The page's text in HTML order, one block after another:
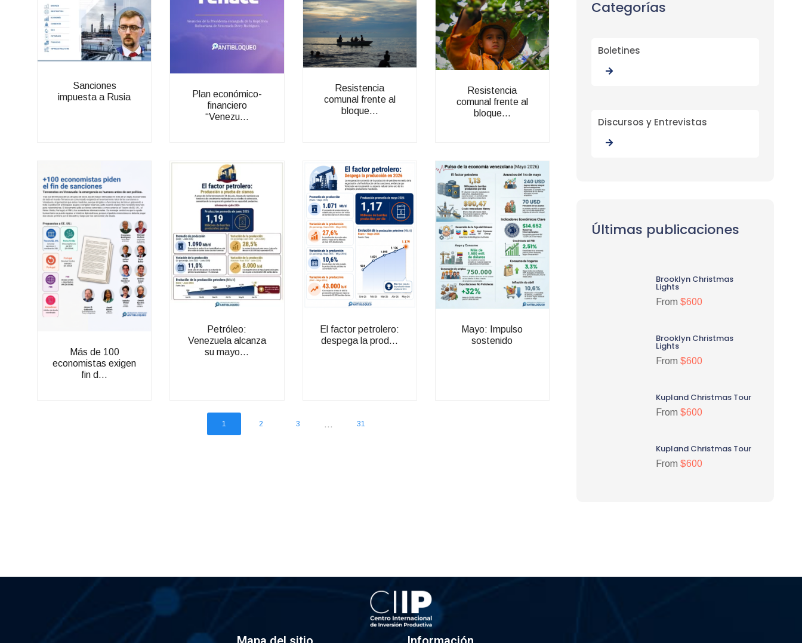
Sanciones
impuesta a Rusia
Plan económico-
financiero
“Venezu...
Resistencia
comunal frente al
bloque...
Resistencia
comunal frente al
bloque...
Más de 100
economistas exigen
fin d...
Petróleo:
Venezuela alcanza
su mayo...
El factor petrolero:
despega la prod...
Mayo: Impulso
sostenido
1 2 3 ... 31
Categorías
Boletines
Discursos y Entrevistas
Últimas publicaciones
Brooklyn Christmas
Lights
From$600
Brooklyn Christmas
Lights
From$600
Kupland Christmas Tour
From$600
Kupland Christmas Tour
From$600